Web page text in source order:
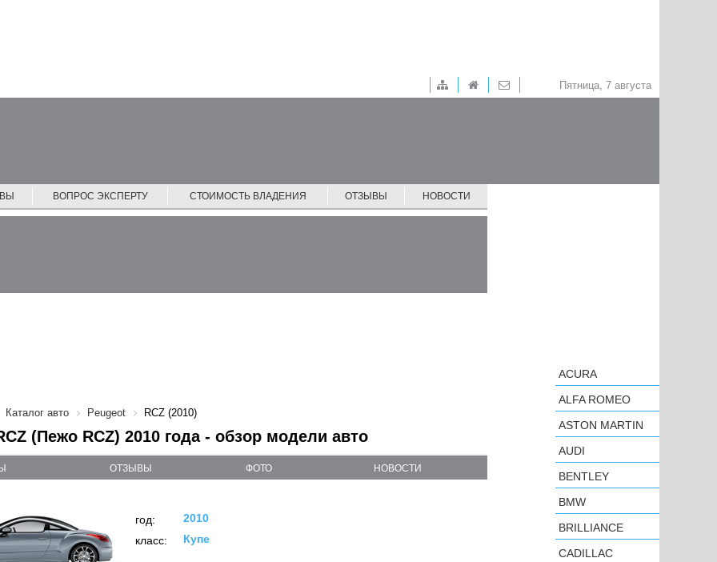
Пятница, 7 августа
ВОПРОС ЭКСПЕРТУ СТОИМОСТЬ ВЛАДЕНИЯ ОТЗЫВЫ НОВОСТИ
Каталог авто Peugeot RCZ (2010)
(Пежо RCZ) 2010 года - обзор модели авто
ОТЗЫВЫ ФОТО НОВОСТИ
год:
2010
класс:
Купе
ACURA
ALFA ROMEO
ASTON MARTIN
AUDI
BENTLEY
BMW
BRILLIANCE
CADILLAC